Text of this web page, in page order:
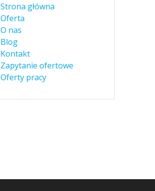
Strona główna
Oferta
O nas
Blog
Kontakt
Zapytanie ofertowe
Oferty pracy